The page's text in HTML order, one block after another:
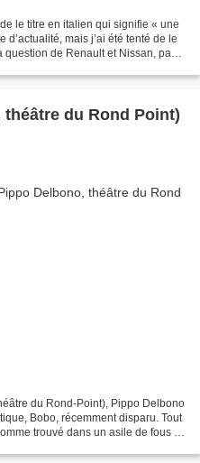
le titre en italien qui signifie « une
mais j’ai été tenté de le
de Renault et Nissan, pas
du Rond Point)
du Rond-Point), Pippo Delbono
Bobo, récemment disparu. Tout
trouvé dans un asile de fous à